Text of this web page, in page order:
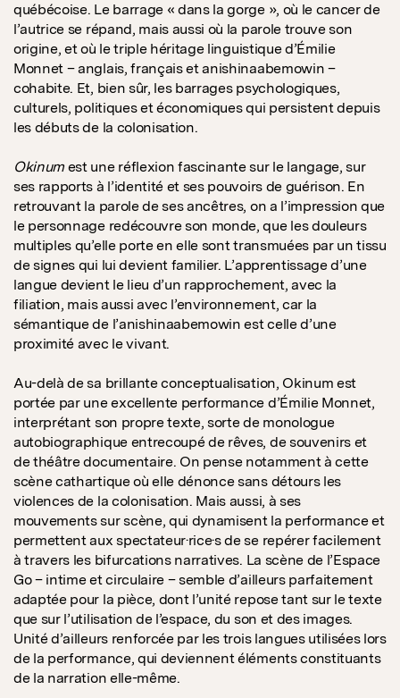
québécoise. Le barrage « dans la gorge », où le cancer de
l’autrice se répand, mais aussi où la parole trouve son
origine, et où le triple héritage linguistique d’Émilie
Monnet – anglais, français et anishinaabemowin –
cohabite. Et, bien sûr, les barrages psychologiques,
culturels, politiques et économiques qui persistent depuis
les débuts de la colonisation.
Okinumest une réflexion fascinante sur le langage, sur
ses rapports à l’identité et ses pouvoirs de guérison. En
retrouvant la parole de ses ancêtres, on a l’impression que
le personnage redécouvre son monde, que les douleurs
multiples qu’elle porte en elle sont transmuées par un tissu
de signes qui lui devient familier. L’apprentissage d’une
langue devient le lieu d’un rapprochement, avec la
filiation, mais aussi avec l’environnement, car la
sémantique de l’anishinaabemowin est celle d’une
proximité avec le vivant.
Au-delà de sa brillante conceptualisation, Okinum est
portée par une excellente performance d’Émilie Monnet,
interprétant son propre texte, sorte de monologue
autobiographique entrecoupé de rêves, de souvenirs et
de théâtre documentaire. On pense notamment à cette
scène cathartique où elle dénonce sans détours les
violences de la colonisation. Mais aussi, à ses
mouvements sur scène, qui dynamisent la performance et
permettent aux spectateur·rice·s de se repérer facilement
à travers les bifurcations narratives. La scène de l’Espace
Go – intime et circulaire – semble d’ailleurs parfaitement
adaptée pour la pièce, dont l’unité repose tant sur le texte
que sur l’utilisation de l’espace, du son et des images.
Unité d’ailleurs renforcée par les trois langues utilisées lors
de la performance, qui deviennent éléments constituants
de la narration elle-même.